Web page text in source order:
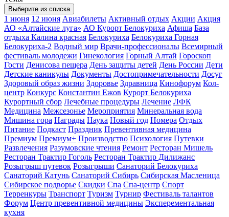
Выберите из списка
1 июня 12 июня Авиабилеты Активный отдых Акции Акция
АО «Алтайские луга» АО Курорт Белокуриха Афиша База
отдыха Калина красная Белокуриха Белокуриха Горная
Белокуриха-2 Водный мир Врачи-профессионалы Всемирный
фестиваль молодежи Гинекология Горный Алтай Гороскоп
Гости Денисова пещера День защиты детей День России Дети
Детские каникулы Документы Достопримечательности Досуг
Здоровый образ жизни Здоровье Здравница Кинофорум Кол-
центр Конкурс Константин Ежов Курорт Белокуриха
Курортный сбор Лечебные процедуры Лечение ЛФК
Медицина Межсезонье Мероприятия Минеральная вода
Мишина гора Награды Наука Новый год Номера Отдых
Питание Подкаст Праздник Превентивная медицина
Премиум Премиум+ Производство Психология Путевки
Развлечения Разумовские чтения Ремонт Ресторан Мишель
Ресторан Трактир Гоголь Ресторан Трактир Дилижанс
Розыгрыш путевок Розыгрыши Санаторий Белокуриха
Санаторий Катунь Санаторий Сибирь Сибирская Масленица
Сибирское подворье Скидки Спа Спа-центр Спорт
Терренкуры Транспорт Туризм Турнир Фестиваль талантов
Форум Центр превентивной медицины Эксперементальная
кухня